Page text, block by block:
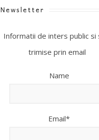
Newsletter
Informatii de inters public si
trimise prin email
Name
Email*